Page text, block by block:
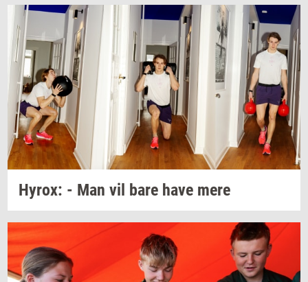
Hyrox: - Man vil bare have mere